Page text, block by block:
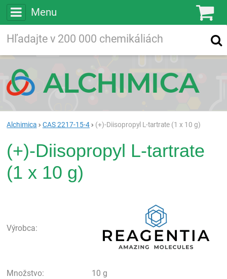
Menu
Vyhľadávanie
Alchimica CAS 2217-15-4 (+)-Diisopropyl L-tartrate (1 x 10 g)
(+)-Diisopropyl L-tartrate
(1 x 10 g)
Výrobca:
Množstvo:
10 g